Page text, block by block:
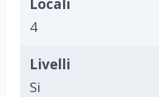
4
Livelli
Si